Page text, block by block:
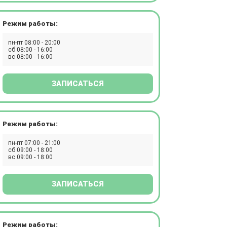
Режим работы:
пн-пт 08:00 - 20:00
сб 08:00 - 16:00
вс 08:00 - 16:00
ЗАПИСАТЬСЯ
Режим работы:
пн-пт 07:00 - 21:00
сб 09:00 - 18:00
вс 09:00 - 18:00
ЗАПИСАТЬСЯ
Режим работы: